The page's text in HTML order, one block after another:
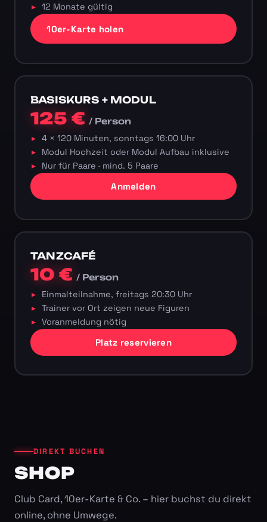
12 Monate gültig
10er-Karte holen
BASISKURS + MODUL
125 €/ Person
4 × 120 Minuten, sonntags 16:00 Uhr
Modul Hochzeit oder Modul Aufbau inklusive
Nur für Paare · mind. 5 Paare
Anmelden
TANZCAFÉ
10 €/ Person
Einmalteilnahme, freitags 20:30 Uhr
Trainer vor Ort zeigen neue Figuren
Voranmeldung nötig
Platz reservieren
DIREKT BUCHEN
SHOP
Club Card, 10er-Karte & Co. – hier buchst du direkt
online, ohne Umwege.